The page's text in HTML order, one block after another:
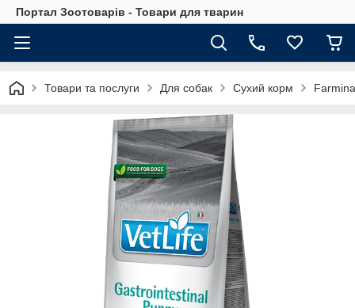
Портал Зоотоварів - Товари для тварин
Товари та послуги Для собак Сухий корм Farmina